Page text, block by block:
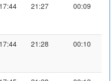
17:44 21:27 00:09
17:44 21:28 00:10